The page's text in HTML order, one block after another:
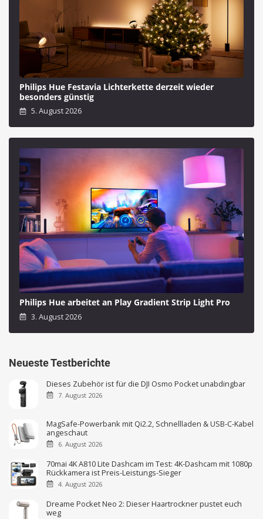
Philips Hue Festavia Lichterkette derzeit wieder
besonders günstig
5. August 2026
Philips Hue arbeitet an Play Gradient Strip Light Pro
3. August 2026
Neueste Testberichte
Dieses Zubehör ist für die DJI Osmo Pocket unabdingbar
7. August 2026
MagSafe-Powerbank mit Qi2.2, Schnellladen & USB-C-Kabel
angeschaut
6. August 2026
70mai 4K A810 Lite Dashcam im Test: 4K-Dashcam mit 1080p
Rückkamera ist Preis-Leistungs-Sieger
4. August 2026
Dreame Pocket Neo 2: Dieser Haartrockner pustet euch
weg